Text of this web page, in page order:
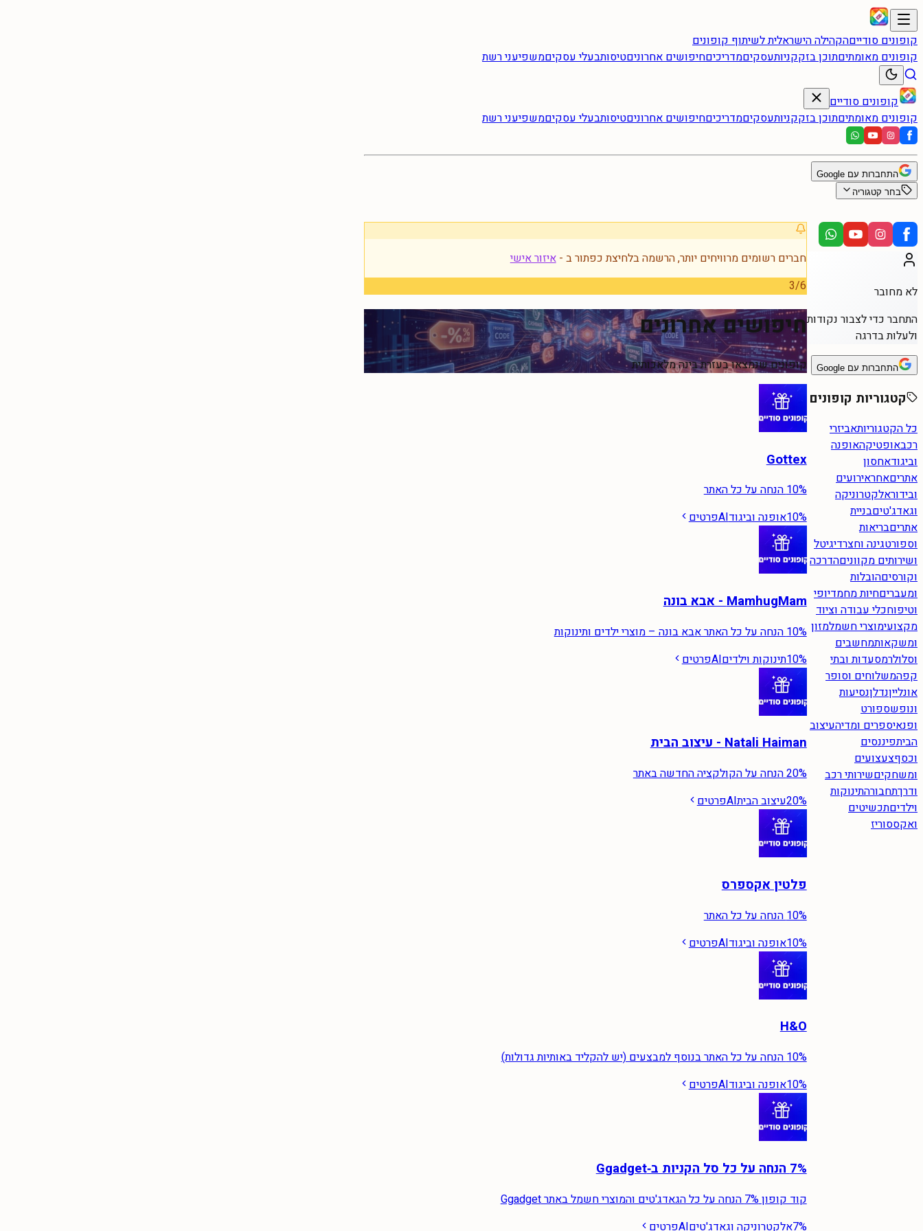
קופונים סודייםהקהילה הישראלית לשיתוף קופונים
קופונים מאומתיםתוכן בזקקניותעסקיםמדריכיםחיפושים אחרוניםטיסותבעלי עסקיםמשפיעני רשת
קופונים סודיים
קופונים מאומתיםתוכן בזקקניותעסקיםמדריכיםחיפושים אחרוניםטיסותבעלי עסקיםמשפיעני רשת
התחברות עם Google
בחר קטגוריה
חברים רשומים מרוויחים יותר, הרשמה בלחיצת כפתור ב -איזור אישי
3/6
חיפושים אחרונים
קופונים שנמצאו בעזרת בינה מלאכותית
Gottex
10% הנחה על כל האתר
10%אופנה וביגודAIפרטים
MamhugMam - אבא בונה
10% הנחה על כל האתר אבא בונה – מוצרי ילדים ותינוקות
10%תינוקות וילדיםAIפרטים
Natali Haiman - עיצוב הבית
20% הנחה על הקולקציה החדשה באתר
20%עיצוב הביתAIפרטים
פלטין אקספרס
10% הנחה על כל האתר
10%אופנה וביגודAIפרטים
H&O
10% הנחה על כל האתר בנוסף למבצעים (יש להקליד באותיות גדולות)
10%אופנה וביגודAIפרטים
7% הנחה על כל סל הקניות ב‑Ggadget
קוד קופון 7% הנחה על כל הגאדג'טים והמוצרי חשמל באתר Ggadget
7%אלקטרוניקה וגאדג'טיםAIפרטים
לא מחובר
התחבר כדי לצבור נקודות
ולעלות בדרגה
התחברות עם Google
קטגוריות קופונים
כל הקטגוריותאביזרי
רכבאופטיקהאופנה
וביגודאחסון
אתריםאחראירועים
ובידוראלקטרוניקה
וגאדג'טיםבניית
אתריםבריאות
וספורטגינה וחצרדיגיטל
ושירותים מקווניםהדרכה
וקורסיםהובלות
ומעבריםחיות מחמדיופי
וטיפוחכלי עבודה וציוד
מקצועימוצרי חשמלמזון
ומשקאותמחשבים
וסלולרמסעדות ובתי
קפהמשלוחים וסופר
אונלייןנדלןנסיעות
ונופשספורט
ופנאיספרים ומדיהעיצוב
הביתפיננסים
וכסףצעצועים
ומשחקיםשירותי רכב
ודרךתחבורהתינוקות
וילדיםתכשיטים
ואקססוריז